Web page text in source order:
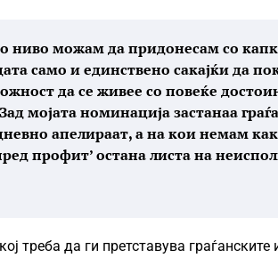
ниво можам да придонесам со
само и единствено сакајќи да
да се живее со повеќе
мојата номинација застанаа
апелираат, а на кои немам
профит’ остана листа на
треба да ги претставува граѓанските